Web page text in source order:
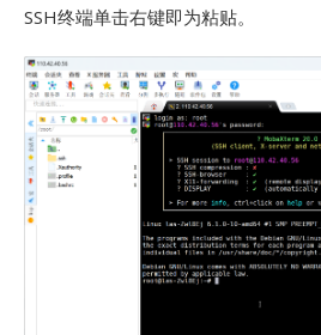
SSH终端单击右键即为粘贴。